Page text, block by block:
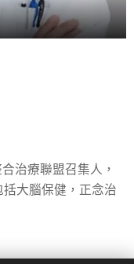
治療聯盟召集人，
大腦保健，正念治